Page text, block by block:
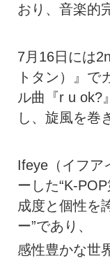
おり、音楽的
7月16日には
トタン）』で
ル曲『r u ok?
し、旋風を巻
Ifeye（イフア
ーした“K-
成度と個性を
ー”であり、
感性豊かな世